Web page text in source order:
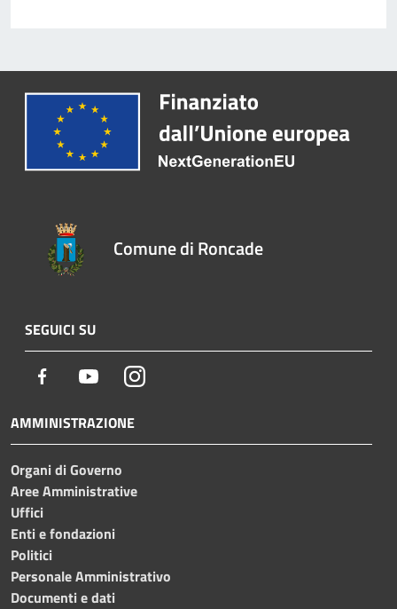
Comune di Roncade
SEGUICI SU
Facebook YoutubeInstagram
AMMINISTRAZIONE
Organi di Governo
Aree Amministrative
Uffici
Enti e fondazioni
Politici
Personale Amministrativo
Documenti e dati